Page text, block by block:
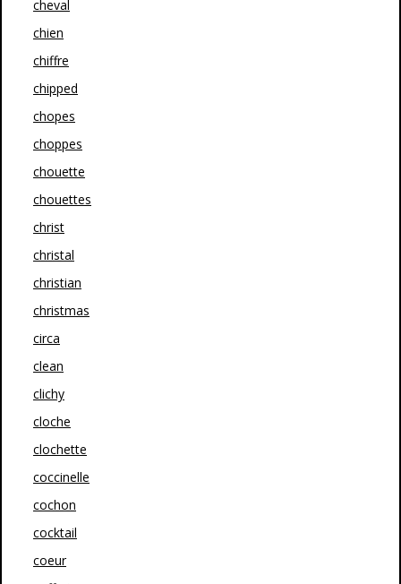
cheval
chien
chiffre
chipped
chopes
choppes
chouette
chouettes
christ
christal
christian
christmas
circa
clean
clichy
cloche
clochette
coccinelle
cochon
cocktail
coeur